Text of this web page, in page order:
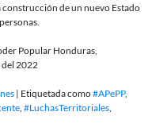
de un nuevo Estado
Popular Honduras,
2022
| Etiquetada como#APePP,
#LuchasTerritoriales